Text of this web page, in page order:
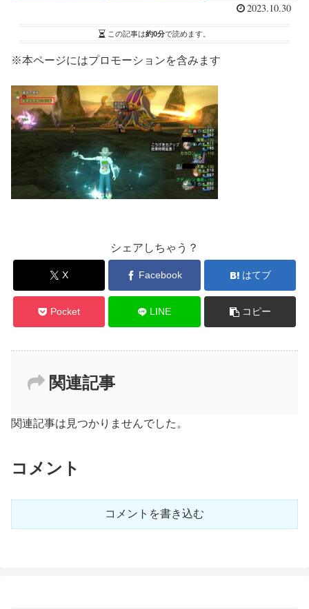
2023.10.30
この記事は約0分で読めます。
※本ページにはプロモーションを含みます
シェアしちゃう？
X Facebook はてブ
Pocket LINE コピー
関連記事
関連記事は見つかりませんでした。
コメント
コメントを書き込む